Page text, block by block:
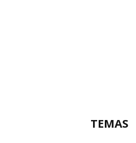
TEMAS